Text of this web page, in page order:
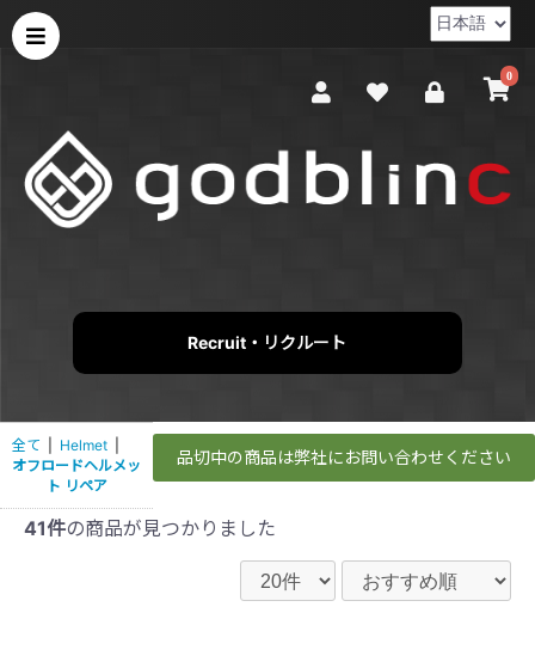
0
Recruit・リクルート
品切中の商品は弊社にお問い合わせください
全て Helmet
オフロードヘルメッ
ト リペア
41件の商品が見つかりました